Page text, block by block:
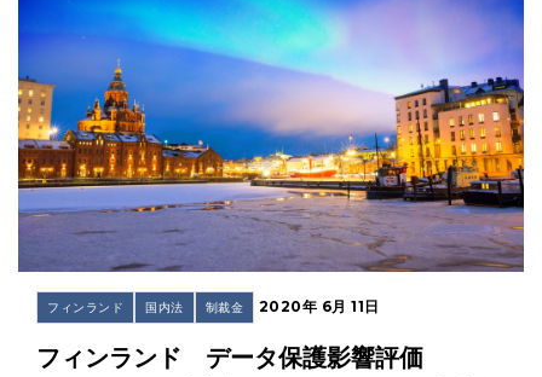
フィンランド 国内法 制裁金 2020年 6月 11日
フィンランド データ保護影響評価